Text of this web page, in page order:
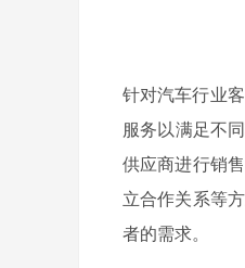
针对汽车行业客
服务以满足不同
供应商进行销售
立合作关系等方
者的需求。